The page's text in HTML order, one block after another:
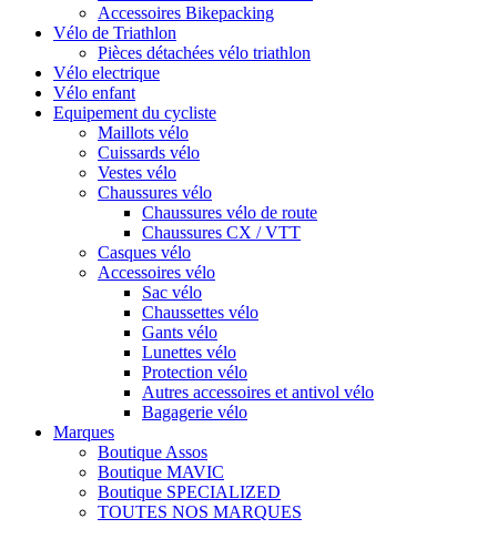
Accessoires Bikepacking
Vélo de Triathlon
Pièces détachées vélo triathlon
Vélo electrique
Vélo enfant
Equipement du cycliste
Maillots vélo
Cuissards vélo
Vestes vélo
Chaussures vélo
Chaussures vélo de route
Chaussures CX / VTT
Casques vélo
Accessoires vélo
Sac vélo
Chaussettes vélo
Gants vélo
Lunettes vélo
Protection vélo
Autres accessoires et antivol vélo
Bagagerie vélo
Marques
Boutique Assos
Boutique MAVIC
Boutique SPECIALIZED
TOUTES NOS MARQUES